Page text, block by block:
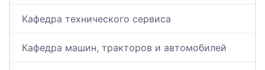
Кафедра технического сервиса
Кафедра машин, тракторов и автомобилей